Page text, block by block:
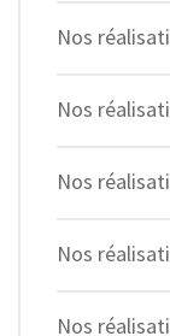
Nos
Nos
Nos
Nos
Nos